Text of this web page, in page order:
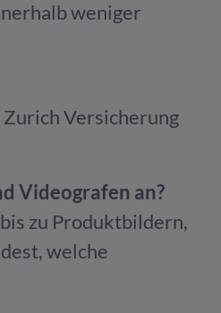
weniger
Zurich Versicherung
Videografen an?
zu Produktbildern,
welche